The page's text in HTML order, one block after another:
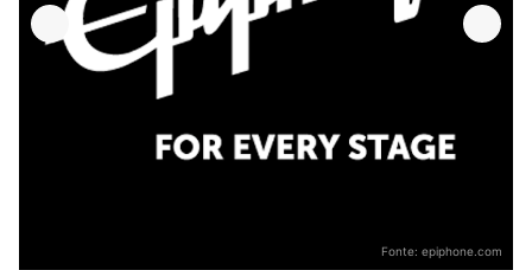
Fonte: epiphone.com